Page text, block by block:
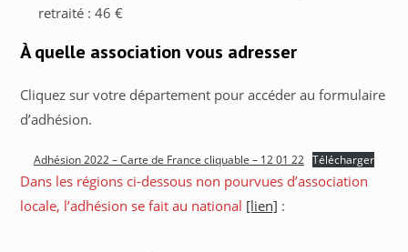
retraité : 46 €
À quelle association vous adresser
Cliquez sur votre département pour accéder au formulaire
d’adhésion.
Adhésion 2022 – Carte de France cliquable – 12 01 22 Télécharger
Dans les régions ci-dessous non pourvues d’association
locale, l’adhésion se fait au national [lien] :